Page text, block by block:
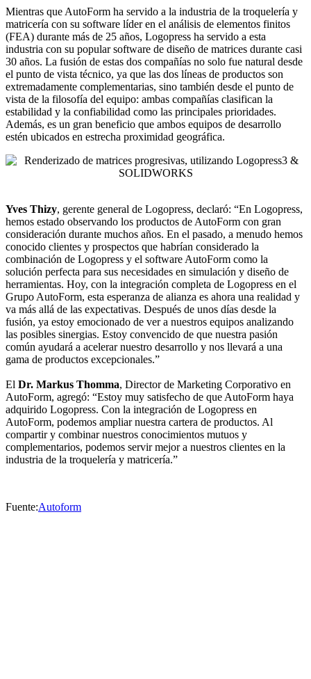
Mientras que AutoForm ha servido a la industria de la troquelería y
matricería con su software líder en el análisis de elementos finitos
(FEA) durante más de 25 años, Logopress ha servido a esta
industria con su popular software de diseño de matrices durante casi
30 años. La fusión de estas dos compañías no solo fue natural desde
el punto de vista técnico, ya que las dos líneas de productos son
extremadamente complementarias, sino también desde el punto de
vista de la filosofía del equipo: ambas compañías clasifican la
estabilidad y la confiabilidad como las principales prioridades.
Además, es un gran beneficio que ambos equipos de desarrollo
estén ubicados en estrecha proximidad geográfica.
Yves Thizy, gerente general de Logopress, declaró: “En Logopress,
hemos estado observando los productos de AutoForm con gran
consideración durante muchos años. En el pasado, a menudo hemos
conocido clientes y prospectos que habrían considerado la
combinación de Logopress y el software AutoForm como la
solución perfecta para sus necesidades en simulación y diseño de
herramientas. Hoy, con la integración completa de Logopress en el
Grupo AutoForm, esta esperanza de alianza es ahora una realidad y
va más allá de las expectativas. Después de unos días desde la
fusión, ya estoy emocionado de ver a nuestros equipos analizando
las posibles sinergias. Estoy convencido de que nuestra pasión
común ayudará a acelerar nuestro desarrollo y nos llevará a una
gama de productos excepcionales.”
El Dr. Markus Thomma, Director de Marketing Corporativo en
AutoForm, agregó: “Estoy muy satisfecho de que AutoForm haya
adquirido Logopress. Con la integración de Logopress en
AutoForm, podemos ampliar nuestra cartera de productos. Al
compartir y combinar nuestros conocimientos mutuos y
complementarios, podemos servir mejor a nuestros clientes en la
industria de la troquelería y matricería.”
Fuente:Autoform